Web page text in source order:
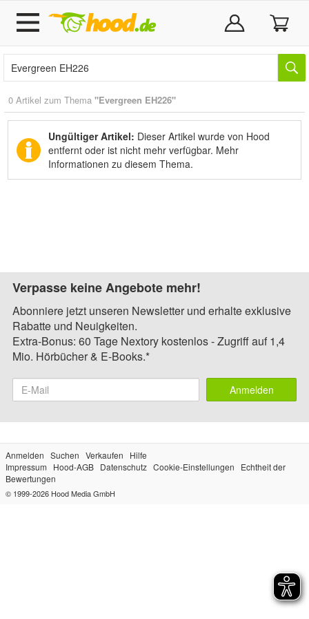
0 Artikel zum Thema "Evergreen EH226"
Ungültiger Artikel: Dieser Artikel wurde von Hood
entfernt oder ist nicht mehr verfügbar. Mehr
Informationen zu diesem Thema.
Verpasse keine Angebote mehr!
Abonniere jetzt unseren Newsletter und erhalte exklusive
Rabatte und Neuigkeiten.
Extra-Bonus: 60 Tage Nextory kostenlos - Zugriff auf 1,4
Mio. Hörbücher & E-Books.*
Anmelden
Anmelden Suchen Verkaufen
Hilfe
Impressum
Hood-AGB Datenschutz Cookie-Einstellungen
Echtheit der
Bewertungen
© 1999-2026 Hood Media GmbH